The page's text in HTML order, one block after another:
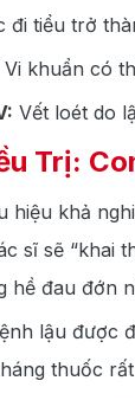
đi tiểu trở
Vi khuẩn có
Vết loét do
Trị:
hiệu khả
sĩ sẽ “khai
hề đau đớn
lậu được
thuốc